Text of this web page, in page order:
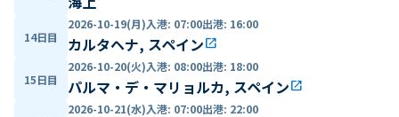
14日目
2026-10-19(月)入港: 07:00出港: 16:00
カルタヘナ, スペインopen_in_new
15日目
2026-10-20(火)入港: 08:00出港: 18:00
パルマ・デ・マリョルカ, スペインopen_in_new
2026-10-21(水)入港: 07:00出港: 22:00